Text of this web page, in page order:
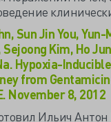
Sun Jin You, Yun-
Kim, Ho
Hypoxia-
from
November 8, 2012
Ильич